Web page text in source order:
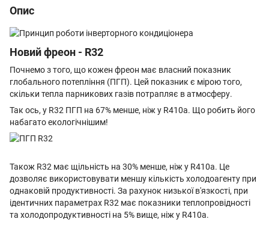
Опис
Новий фреон - R32
Почнемо з того, що кожен фреон має власний показник
глобального потепління (ПГП). Цей показник є мірою того,
скільки тепла парникових газів потрапляє в атмосферу.
Так ось, у R32 ПГП на 67% менше, ніж у R410a. Що робить його
набагато екологічнішим!
Також R32 має щільність на 30% менше, ніж у R410a. Це
дозволяє використовувати меншу кількість холодоагенту при
однаковій продуктивності. За рахунок низької в'язкості, при
ідентичних параметрах R32 має показники теплопровідності
та холодопродуктивності на 5% вище, ніж у R410a.